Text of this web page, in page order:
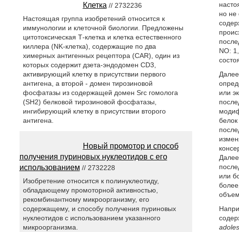
но не
NO:
или
или
Клетка // 2732236
Настоящая группа изобретений относится к
иммунологии и клеточной биологии. Предложены
цитотоксическая Т-клетка и клетка естественного
киллера (NK-клетка), содержащие по два
химерных антигенных рецептора (CAR), один из
которых содержит дзета-эндодомен CD3,
активирующий клетку в присутствии первого
антигена, а второй - домен тирозиновой
фосфатазы из содержащей домен Src гомолога
(SH2) белковой тирозиновой фосфатазы,
ингибирующий клетку в присутствии второго
антигена.
Новый промотор и способ
получения пуриновых нуклеотидов с его
использованием // 2732228
Изобретение относится к полинуклеотиду,
обладающему промоторной активностью,
рекомбинантному микроорганизму, его
содержащему, и способу получения пуриновых
нуклеотидов с использованием указанного
микроорганизма.